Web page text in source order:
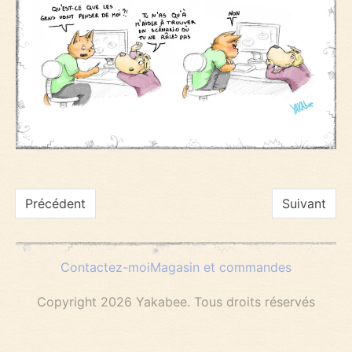
Navigation
de
l’article
Précédent Suivant
Contactez-moiMagasin et commandes
Copyright 2026 Yakabee. Tous droits réservés